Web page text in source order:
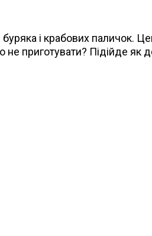
і крабових паличок.
приготувати? Підійде як